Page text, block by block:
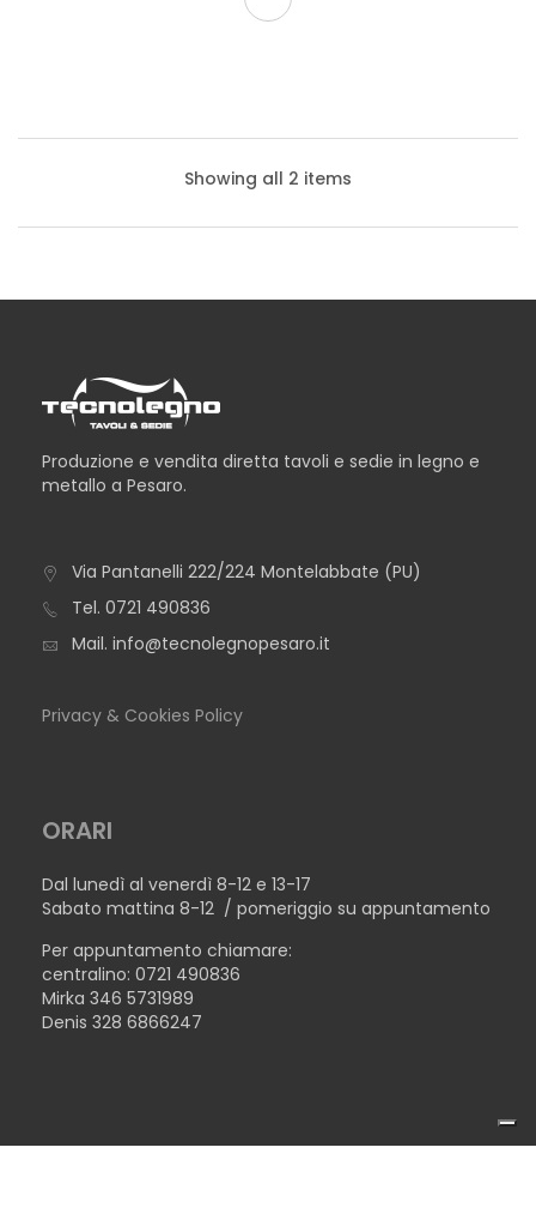
TAVOLO GALLIPOLI
Showing all 2 items
Produzione e vendita diretta tavoli e sedie in legno e
metallo a Pesaro.
Via Pantanelli 222/224 Montelabbate (PU)
Tel. 0721 490836
Mail. info@tecnolegnopesaro.it
Privacy & Cookies Policy
ORARI
Dal lunedì al venerdì 8-12 e 13-17
Sabato mattina 8-12 / pomeriggio su appuntamento
Per appuntamento chiamare:
centralino: 0721 490836
Mirka 346 5731989
Denis 328 6866247